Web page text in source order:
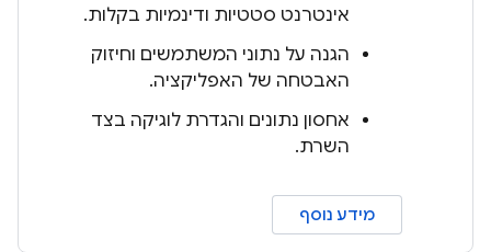
אינטרנט סטטיות ודינמיות בקלות.
הגנה על נתוני המשתמשים וחיזוק
האבטחה של האפליקציה.
אחסון נתונים והגדרת לוגיקה בצד
השרת.
מידע נוסף